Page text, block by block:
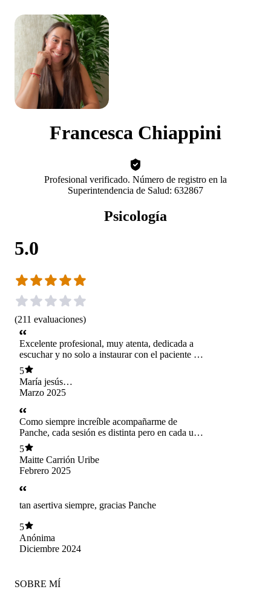
Francesca Chiappini
Profesional verificado. Número de registro en la
Superintendencia de Salud: 632867
Psicología
5.0
(211 evaluaciones)
Excelente profesional, muy atenta, dedicada a
escuchar y no solo a instaurar con el paciente su
metodología de trabajo, como lamentablemente
me ha tocado con otros psicólogos. Muy
recomendada
5
María jesús
escobedo
Marzo 2025
Como siempre increíble acompañarme de
Panche, cada sesión es distinta pero en cada una
siento el espacio seguro para mirarme y
cuidarme. Gracias por tanto!
5
Maitte Carrión Uribe
Febrero 2025
tan asertiva siempre, gracias Panche
5
Anónima
Diciembre 2024
SOBRE MÍ